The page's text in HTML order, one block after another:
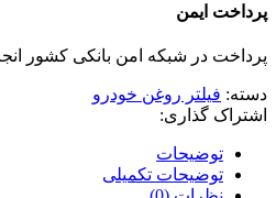
پرداخت ایمن
پرداخت در شبکه امن بانکی کشور
دسته: فیلتر روغن خودرو
اشتراک گذاری:
توضیحات
توضیحات تکمیلی